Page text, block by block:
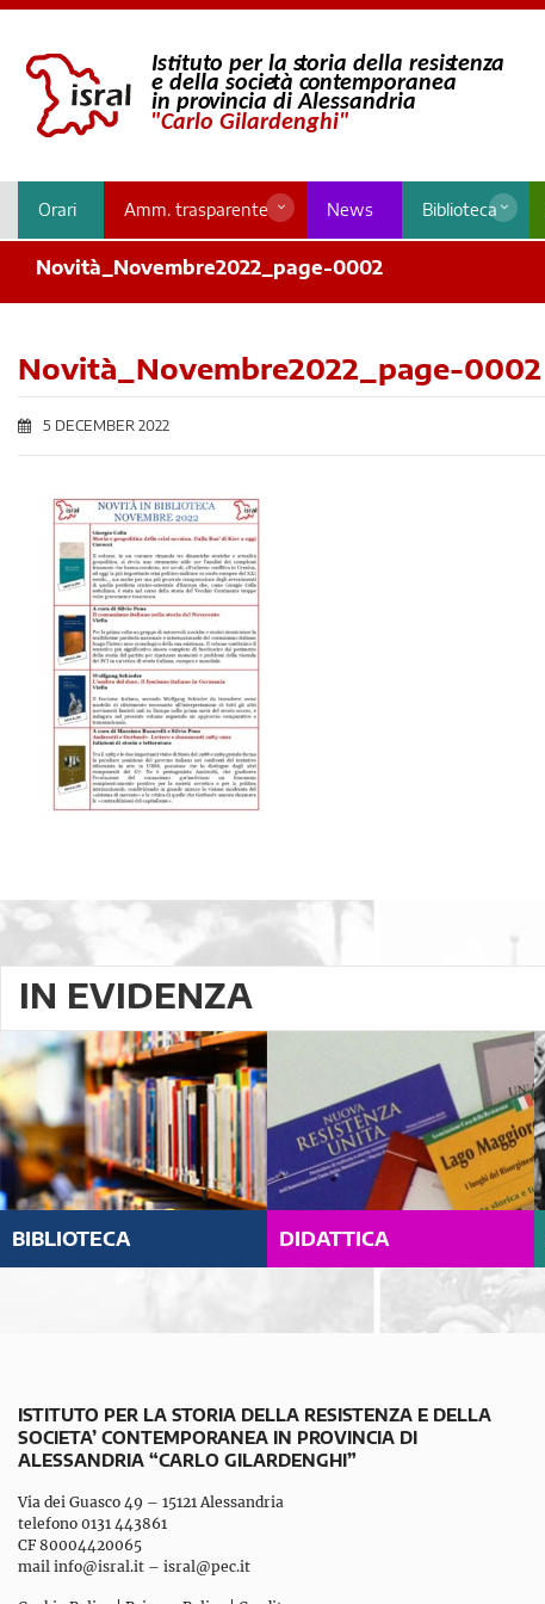
Orari Amm. trasparente News Biblioteca
Novità_Novembre2022_page-0002
Novità_Novembre2022_page-0002
5 DECEMBER 2022
IN EVIDENZA
BIBLIOTECA DIDATTICA
ISTITUTO PER LA STORIA DELLA RESISTENZA E DELLA
SOCIETA’ CONTEMPORANEA IN PROVINCIA DI
ALESSANDRIA “CARLO GILARDENGHI”
Via dei Guasco 49 – 15121 Alessandria
telefono 0131 443861
CF 80004420065
mail info@isral.it – isral@pec.it